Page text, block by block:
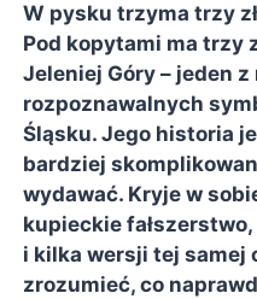
W pysku trzyma trzy
Pod kopytami ma trzy
Jeleniej Góry – jeden
rozpoznawalnych
Śląsku. Jego historia
bardziej
wydawać. Kryje w
kupieckie
i kilka wersji tej samej
zrozumieć, co